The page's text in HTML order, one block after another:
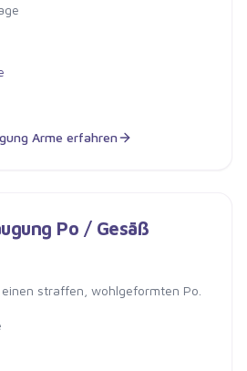
Arme erfahren
Po / Gesäß
straffen, wohlgeformten Po.